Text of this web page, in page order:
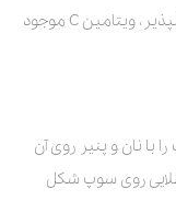
مقداری لیموترش سرو کنید تا علاوه بر طعم دلپذیر، ویتامین C موجود
با نان و پنیر روی آن
طلایی روی سوپ شکل